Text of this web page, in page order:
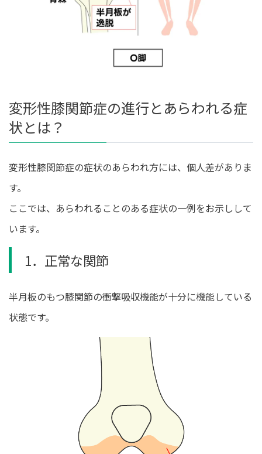
変形性膝関節症の進行とあらわれる症
状とは？
変形性膝関節症の症状のあらわれ方には、個人差がありま
す。
ここでは、あらわれることのある症状の一例をお示しして
います。
1．正常な関節
半月板のもつ膝関節の衝撃吸収機能が十分に機能している
状態です。